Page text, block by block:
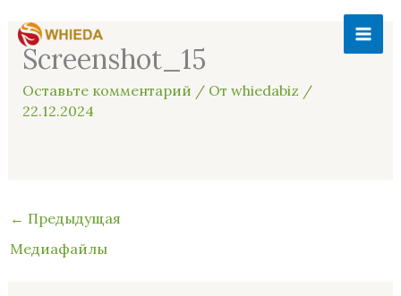
содержимому
Screenshot_15
Оставьте комментарий / От whiedabiz /
22.12.2024
← Предыдущая
Медиафайлы